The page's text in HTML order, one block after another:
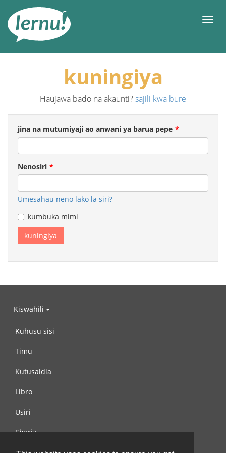
maudhui
kuningiya
Haujawa bado na akaunti? sajili kwa bure
jina na mutumiyaji ao anwani ya barua pepe
Nenosiri
Umesahau neno lako la siri?
kumbuka mimi
Kiswahili
Kuhusu sisi
Timu
Kutusaidia
Libro
Usiri
Sheria